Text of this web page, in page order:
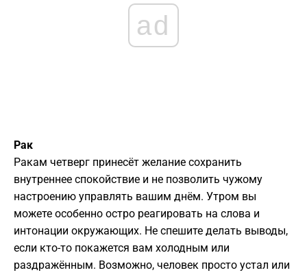
ad
Рак
Ракам четверг принесёт желание сохранить
внутреннее спокойствие и не позволить чужому
настроению управлять вашим днём. Утром вы
можете особенно остро реагировать на слова и
интонации окружающих. Не спешите делать выводы,
если кто-то покажется вам холодным или
раздражённым. Возможно, человек просто устал или